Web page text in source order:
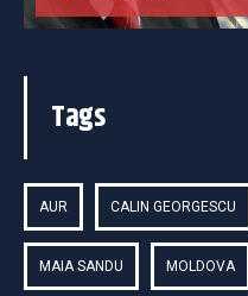
Tags
AUR CALIN GEORGESCU
MAIA SANDU MOLDOVA